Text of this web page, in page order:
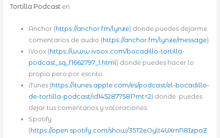
Tortilla Podcasten:
Anchor (https://anchor.fm/lynze) donde puedes dejarme
comentarios de audio (https://anchor.fm/lynze/message).
iVoox (https://www.ivoox.com/bocadillo-tortilla-
podcast_sq_f1662797_1.html) donde puedes hacer lo
propio pero por escrito.
iTunes (https://itunes.apple.com/es/podcast/el-bocadillo-
de-tortilla-podcast/id1452877581?mt=2) donde puedes
dejar tus comentarios y valoraciones.
Spotify
(https://open.spotify.com/show/35T2eOylt4UXrnN8IzpaZ